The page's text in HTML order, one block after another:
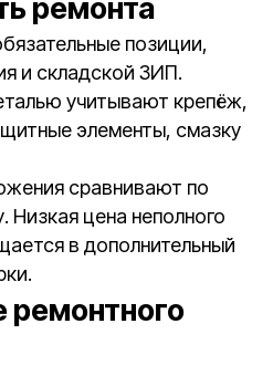
ремонта
позиции,
и складской ЗИП.
учитывают крепёж,
элементы, смазку
сравнивают по
Низкая цена неполного
в дополнительный
ремонтного